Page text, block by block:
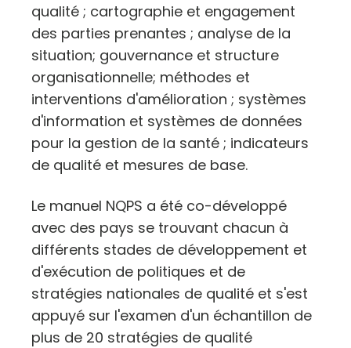
qualité ; cartographie et engagement
des parties prenantes ; analyse de la
situation; gouvernance et structure
organisationnelle; méthodes et
interventions d'amélioration ; systèmes
d'information et systèmes de données
pour la gestion de la santé ; indicateurs
de qualité et mesures de base.
Le manuel NQPS a été co-développé
avec des pays se trouvant chacun à
différents stades de développement et
d'exécution de politiques et de
stratégies nationales de qualité et s'est
appuyé sur l'examen d'un échantillon de
plus de 20 stratégies de qualité